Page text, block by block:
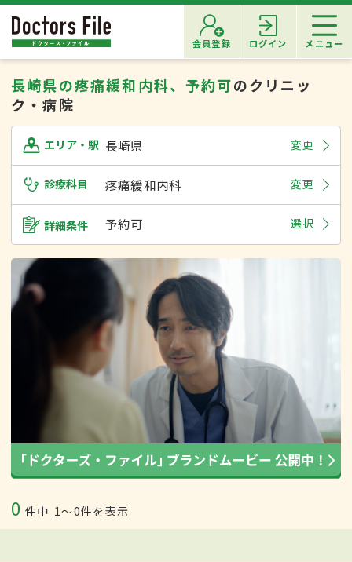
会員登録 ログイン メニュー
長崎県の疼痛緩和内科、予約可のクリニッ
ク・病院
エリア・駅 長崎県 変更
診療科目 疼痛緩和内科 変更
詳細条件 予約可 選択
0 件中 1〜0件を表示